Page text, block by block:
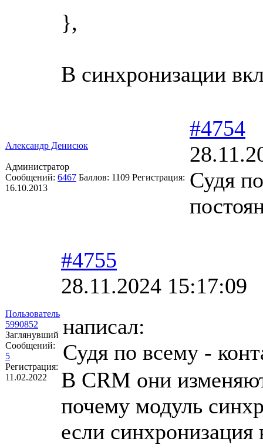
},
В синхронизации
Александр Денисюк
Администратор
Сообщений: 6467 Баллов: 1109 Регистрация:
16.10.2013
#4754
Судя
Пользователь
5990852
Заглянувший
Сообщений:
5
Регистрация:
11.02.2022
#4755
28.11.2024 15:17:09
написал:
Судя по всему -
В CRM они
почему модуль
если синхронизация